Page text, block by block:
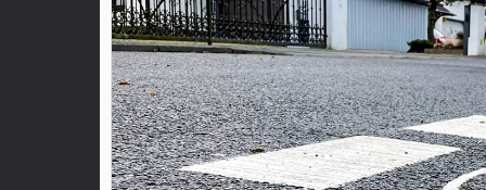
Kultur
Lifestyle
Wirtschaft
Vogelsberg